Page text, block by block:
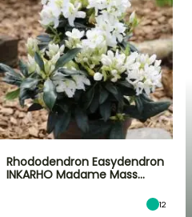
Rhododendron Easydendron
INKARHO Madame Mass…
12